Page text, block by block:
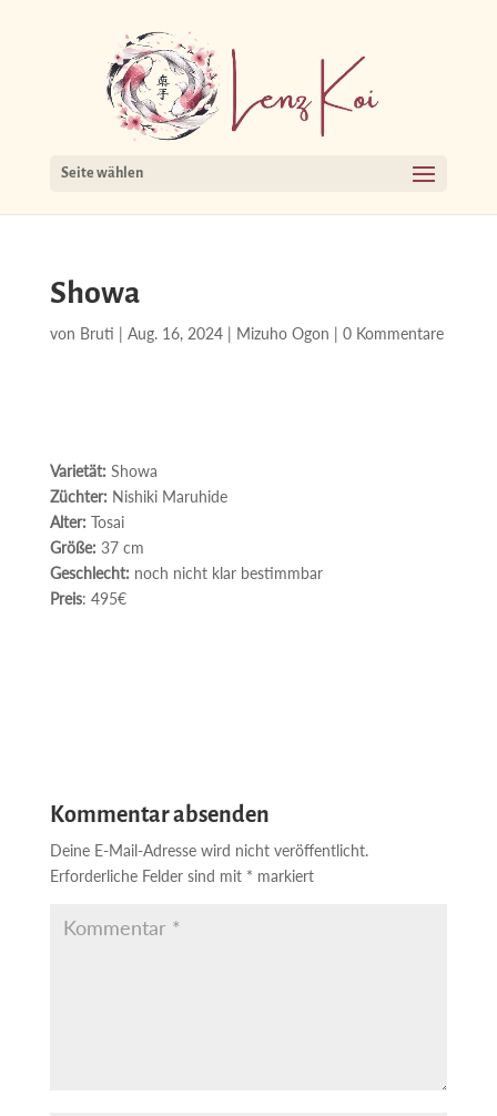
Seite wählen
Showa
von Bruti | Aug. 16, 2024| Mizuho Ogon | 0 Kommentare
Varietät: Showa
Züchter: Nishiki Maruhide
Alter: Tosai
Größe: 37 cm
Geschlecht: noch nicht klar bestimmbar
Preis: 495€
Kommentar absenden
Deine E-Mail-Adresse wird nicht veröffentlicht.
Erforderliche Felder sind mit * markiert